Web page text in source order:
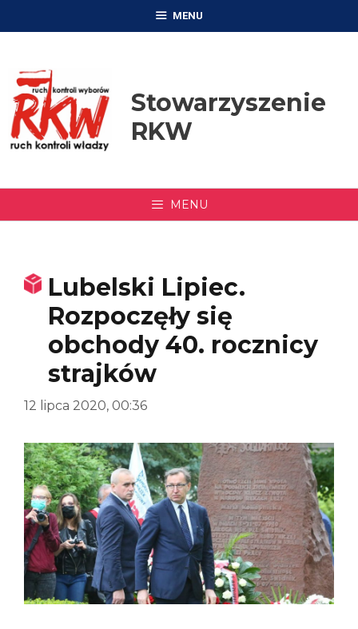
MENU
Stowarzyszenie
RKW
MENU
Lubelski Lipiec.
Rozpoczęły się
obchody 40. rocznicy
strajków
12 lipca 2020, 00:36